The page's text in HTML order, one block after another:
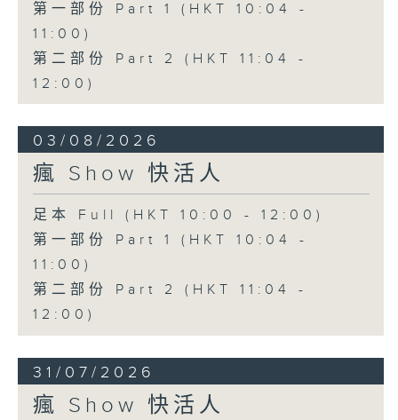
第一部份 Part 1 (HKT 10:04 -
11:00)
第二部份 Part 2 (HKT 11:04 -
12:00)
03/08/2026
瘋 Show 快活人
足本 Full (HKT 10:00 - 12:00)
第一部份 Part 1 (HKT 10:04 -
11:00)
第二部份 Part 2 (HKT 11:04 -
12:00)
31/07/2026
瘋 Show 快活人